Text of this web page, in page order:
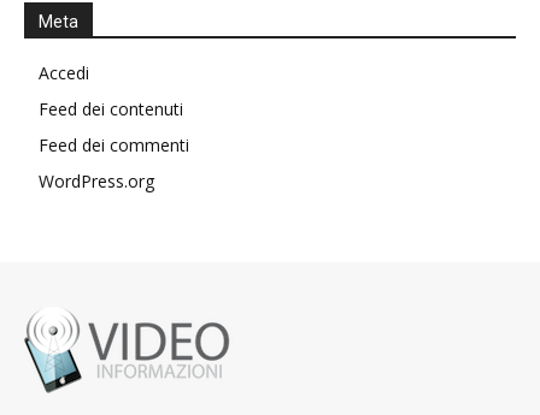
Meta
Accedi
Feed dei contenuti
Feed dei commenti
WordPress.org